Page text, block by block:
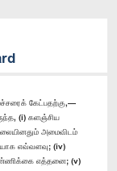
கேட்பதற்கு,—
(i) களஞ்சிய
அமைவிடம்
எவ்வளவு; (iv)
எத்தனை; (v)